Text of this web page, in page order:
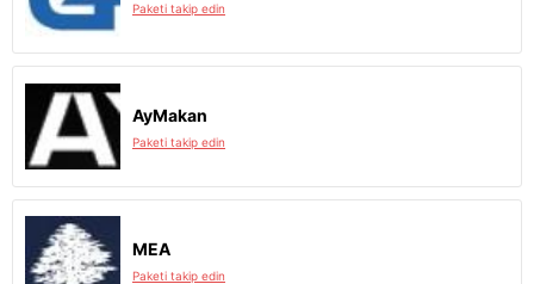
Paketi takip edin
AyMakan
Paketi takip edin
MEA
Paketi takip edin